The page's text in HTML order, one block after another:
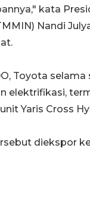
kata
Nandi
Toyota
elektrifikasi,
Yaris Cross
diekspor